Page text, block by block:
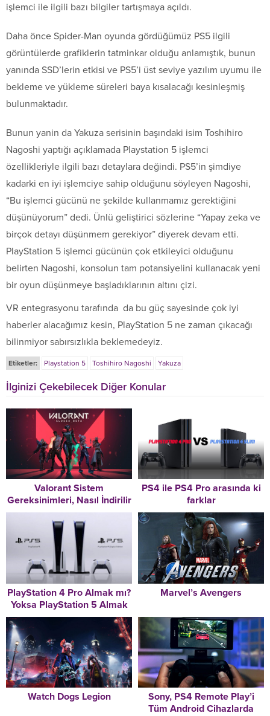
işlemci ile ilgili bazı bilgiler tartışmaya açıldı.
Daha önce Spider-Man oyunda gördüğümüz PS5 ilgili
görüntülerde grafiklerin tatminkar olduğu anlamıştık, bunun
yanında SSD’lerin etkisi ve PS5’i üst seviye yazılım uyumu ile
bekleme ve yükleme süreleri baya kısalacağı kesinleşmiş
bulunmaktadır.
Bunun yanin da Yakuza serisinin başındaki isim Toshihiro
Nagoshi yaptığı açıklamada Playstation 5 işlemci
özellikleriyle ilgili bazı detaylara değindi. PS5’in şimdiye
kadarki en iyi işlemciye sahip olduğunu söyleyen Nagoshi,
“Bu işlemci gücünü ne şekilde kullanmamız gerektiğini
düşünüyorum” dedi. Ünlü geliştirici sözlerine “Yapay zeka ve
birçok detayı düşünmem gerekiyor” diyerek devam etti.
PlayStation 5 işlemci gücünün çok etkileyici olduğunu
belirten Nagoshi, konsolun tam potansiyelini kullanacak yeni
bir oyun düşünmeye başladıklarının altını çizi.
VR entegrasyonu tarafında da bu güç sayesinde çok iyi
haberler alacağımız kesin, PlayStation 5 ne zaman çıkacağı
bilinmiyor sabırsızlıkla beklemedeyiz.
Etiketler: Playstation 5 Toshihiro Nagoshi Yakuza
İlginizi Çekebilecek Diğer Konular
Valorant Sistem
Gereksinimleri, Nasıl İndirilir
ve Nasıl Oynanır
PS4 ile PS4 Pro arasında ki
farklar
PlayStation 4 Pro Almak mı?
Yoksa PlayStation 5 Almak
mı?
Marvel’s Avengers
Watch Dogs Legion
Sony, PS4 Remote Play’i
Tüm Android Cihazlarda